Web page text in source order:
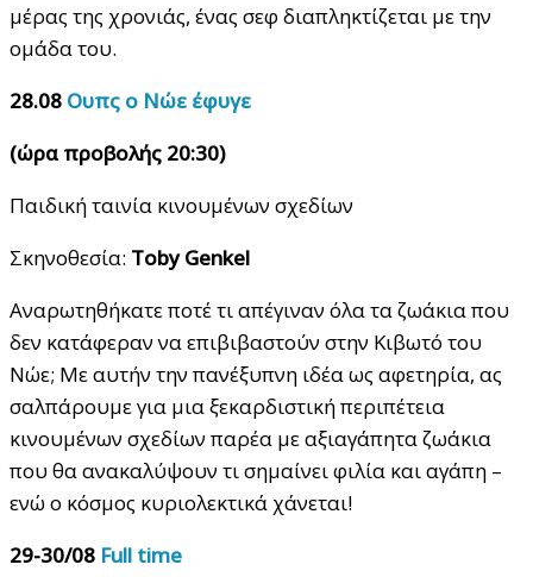
μέρας της χρονιάς, ένας σεφ διαπληκτίζεται με την
ομάδα του.
28.08 Ουπς ο Νώε έφυγε
(ώρα προβολής 20:30)
Παιδική ταινία κινουμένων σχεδίων
Σκηνοθεσία: Toby Genkel
Αναρωτηθήκατε ποτέ τι απέγιναν όλα τα ζωάκια που
δεν κατάφεραν να επιβιβαστούν στην Κιβωτό του
Νώε; Με αυτήν την πανέξυπνη ιδέα ως αφετηρία, ας
σαλπάρουμε για μια ξεκαρδιστική περιπέτεια
κινουμένων σχεδίων παρέα με αξιαγάπητα ζωάκια
που θα ανακαλύψουν τι σημαίνει φιλία και αγάπη –
ενώ ο κόσμος κυριολεκτικά χάνεται!
29-30/08 Full time